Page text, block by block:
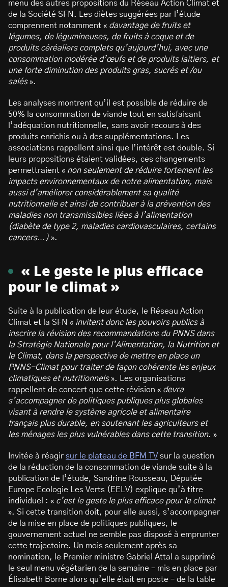
menu des autres propositions du Réseau Action Climat et
de la Société SFN. Les diètes suggérées par l’étude
comprennent notamment « davantage de fruits et
légumes, de légumineuses, de fruits à coque et de
produits céréaliers complets qu’aujourd’hui, avec une
consommation modérée d’œufs et de produits laitiers, et
une forte diminution des produits gras, sucrés et /ou
salés».
Les analyses montrent qu’il est possible de réduire de
50% la consommation de viande tout en satisfaisant
l’adéquation nutritionnelle, sans avoir recours à des
produits enrichis ou à des supplémentations. Les
associations rappellent ainsi que l’intérêt est double. Si
leurs propositions étaient validées, ces changements
permettraient « non seulement de réduire fortement les
impacts environnementaux de notre alimentation, mais
aussi d’améliorer considérablement sa qualité
nutritionnelle et ainsi de contribuer à la prévention des
maladies non transmissibles liées à l’alimentation
(diabète de type 2, maladies cardiovasculaires, certains
cancers…) ».
« Le geste le plus efficace
pour le climat »
Suite à la publication de leur étude, le Réseau Action
Climat et la SFN « invitent donc les pouvoirs publics à
inscrire la révision des recommandations du PNNS dans
la Stratégie Nationale pour l’Alimentation, la Nutrition et
le Climat, dans la perspective de mettre en place un
PNNS-Climat pour traiter de façon cohérente les enjeux
climatiques et nutritionnels». Les organisations
rappellent de concert que cette révision « devra
s’accompagner de politiques publiques plus globales
visant à rendre le système agricole et alimentaire
français plus durable, en soutenant les agriculteurs et
les ménages les plus vulnérables dans cette transition. »
Invitée à réagir sur le plateau de BFM TV sur la question
de la réduction de la consommation de viande suite à la
publication de l’étude, Sandrine Rousseau, Députée
Europe Ecologie Les Verts (EELV) explique qu’à titre
individuel : « c’est le geste le plus efficace pour le climat
». Si cette transition doit, pour elle aussi, s’accompagner
de la mise en place de politiques publiques, le
gouvernement actuel ne semble pas disposé à emprunter
cette trajectoire. Un mois seulement après sa
nomination, le Premier ministre Gabriel Attal a supprimé
le seul menu végétarien de la semaine – mis en place par
Élisabeth Borne alors qu’elle était en poste – de la table